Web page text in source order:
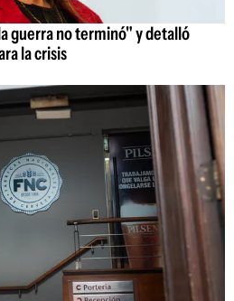
guerra no terminó" y detalló
la crisis